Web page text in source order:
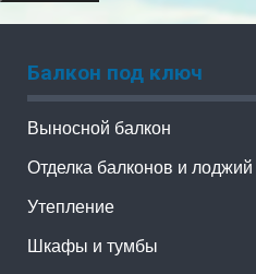
Балкон под ключ
Выносной балкон
Отделка балконов и лоджий
Утепление
Шкафы и тумбы